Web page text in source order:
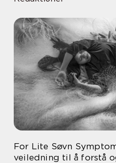
For Lite Søvn
veiledning til å forstå